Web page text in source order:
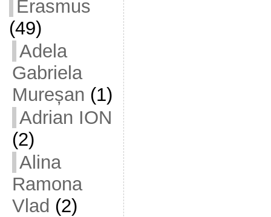
Erasmus
(49)
Adela
Gabriela
Mureșan (1)
Adrian ION
(2)
Alina
Ramona
Vlad (2)